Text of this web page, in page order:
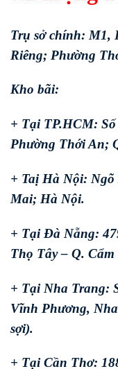
Trụ sở chính: M1,
Riêng; Phường
Kho bãi:
+ Tại TP.HCM:
Phường Thới An;
+ Taị Hà Nội:
Mai; Hà Nội.
+ Tại Đà Nẵng:
Thọ Tây – Q. Cẩm
+ Tại Nha Trang:
Vĩnh Phương,
sợi).
+ Tại Cần Thơ: